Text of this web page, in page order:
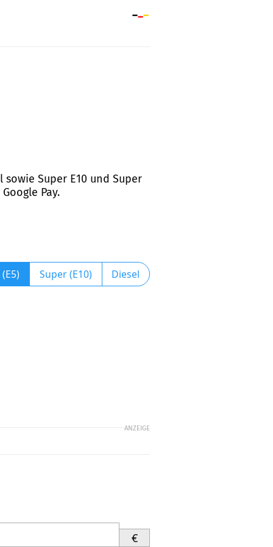
sowie Super E10 und Super
Pay.
Super (E10) Diesel
ANZEIGE
€